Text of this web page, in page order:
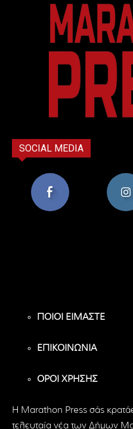
SOCIAL MEDIA
ΠΟΙΟΙ ΕΙΜΑΣΤΕ
ΕΠΙΚΟΙΝΩΝΙΑ
ΟΡΟΙ ΧΡΗΣΗΣ
H Marathon Press σάς
τελευταία νέα των Δήμων